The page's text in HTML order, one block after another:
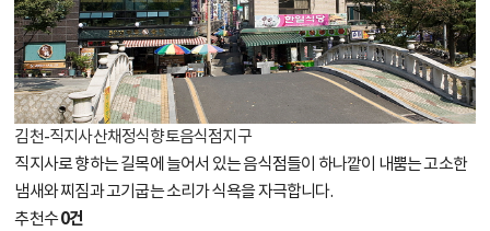
김천-직지사산채정식향토음식점지구
직지사로 향하는 길목에 늘어서 있는 음식점들이 하나깥이 내뿜는 고소한
냄새와 찌짐과 고기굽는 소리가 식욕을 자극합니다.
추천수0건